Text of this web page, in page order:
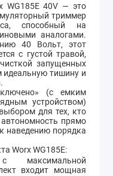
WG185E 40V — это
триммер
способный на
аналогами.
40 Вольт, этот
с густой травой,
запущенных
идеальную тишину и
(с емким
устройством)
для тех, кто
прямо
наведению порядка
Worx WG185E:
максимальной
входит мощная